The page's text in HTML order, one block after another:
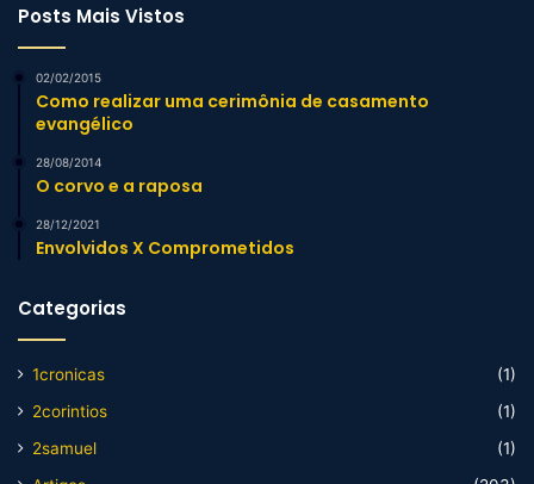
Posts Mais Vistos
02/02/2015
Como realizar uma cerimônia de casamento
evangélico
28/08/2014
O corvo e a raposa
28/12/2021
Envolvidos X Comprometidos
Categorias
1cronicas
(1)
2corintios
(1)
2samuel
(1)